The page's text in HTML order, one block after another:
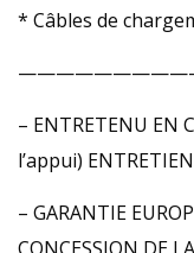
* Câbles de
– ENTRETENU EN
l’appui)
– GARANTIE